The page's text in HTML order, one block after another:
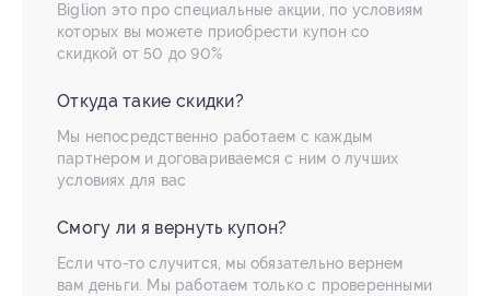
Biglion это про специальные акции, по условиям
которых вы можете приобрести купон со
скидкой от 50 до 90%
Откуда такие скидки?
Мы непосредственно работаем с каждым
партнером и договариваемся с ним о лучших
условиях для вас
Смогу ли я вернуть купон?
Если что-то случится, мы обязательно вернем
вам деньги. Мы работаем только с проверенными